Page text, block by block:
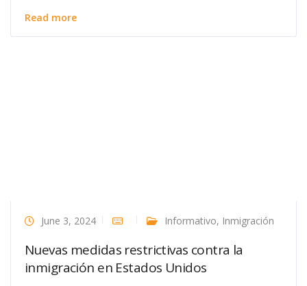
Read more
June 3, 2024 Informativo, Inmigración
Nuevas medidas restrictivas contra la
inmigración en Estados Unidos